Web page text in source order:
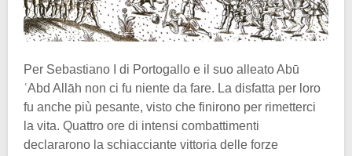
Per Sebastiano I di Portogallo e il suo alleato Abū
ʿAbd Allāh non ci fu niente da fare. La disfatta per loro
fu anche più pesante, visto che finirono per rimetterci
la vita. Quattro ore di intensi combattimenti
declararono la schiacciante vittoria delle forze